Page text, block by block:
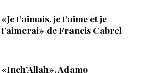
«Je t’aimais, je t’aime et je
t’aimerai» de Francis Cabrel
«Inch’Allah», Adamo